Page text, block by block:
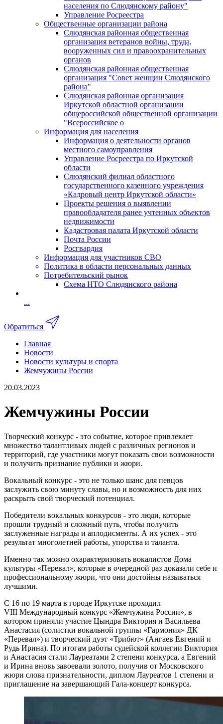
населения по Слюдянскому району"
Управление Росреестра
Общественные организации района
Слюдянская районная общественная
организация ветеранов войны, труда,
вооруженных сил и правоохранительных
органов
Слюдянская районная общественная
организация "Совет женщин Слюдянского
района"
Слюдянская районная организация
Иркутской областной организации
общероссийской общественной организации
"Всероссийское о
Информация для населения
Информация о деятельности органов
местного самоуправления
Управление Росреестра по Иркутской
области
Слюдянский филиал областного
государственного казенного учреждения
«Кадровый центр Иркутской области»
Проекты решения о выявлении
правообладателя ранее учтенных объектов
недвижимости
Кадастровая палата Иркутской области
Почта России
Росгвардия
Информация для участников СВО
Политика в области персональных данных
Потребительский рынок
Схема НТО Слюдянского района
...
Обратиться
Главная
Новости
Новости культуры и спорта
Жемчужины России
20.03.2023
Жемчужины России
Творческий конкурс - это событие, которое привлекает
множество талантливых людей с различных регионов и
территорий, где участники могут показать свои возможности
и получить признание публики и жюри.
Вокальный конкурс - это не только шанс для певцов
заслужить свою минуту славы, но и возможность для них
раскрыть свой творческий потенциал.
Победители вокальных конкурсов - это люди, которые
прошли трудный и сложный путь, чтобы получить
заслуженные награды и аплодисменты. А их успех - это
результат многолетней работы, упорства и таланта.
Именно так можно охарактеризовать вокалистов Дома
культуры «Перевал», которые в очередной раз доказали себе и
профессиональному жюри, что они достойны называться
лучшими.
С 16 по 19 марта в городе Иркутске проходил
VIII Международный конкурс «Жемчужина России», в
котором приняли участие Цындра Виктория и Васильева
Анастасия (солистки вокальной группы «Гармония» ДК
«Перевал») и творческий дуэт «Трибют» (Ангаев Евгений и
Рудь Ирина). По итогам работы судейской коллегии Виктория
и Анастасия стали Лауреатами 2 степени конкурса, а Евгений
и Ирина вновь завоевали золото, получив от Московского
жюри слова признательности, диплом Лауреатов 1 степени и
приглашение на завершающий Гала-концерт конкурса.